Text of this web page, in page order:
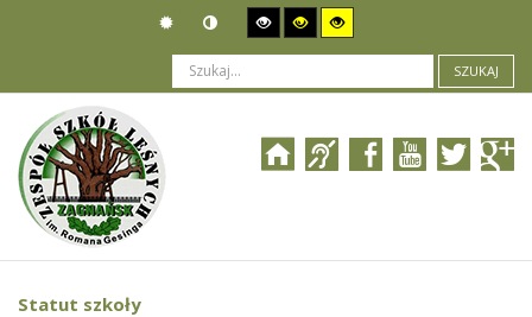
SZUKAJ
Jesteś tutaj: Prawne podstawy działania
Przepisy wewnętrzne
Statut szkoły